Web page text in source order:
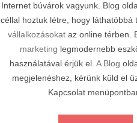
Internet búvárok vagyunk. Blog
céllal hoztuk létre, hogy láthatóbbá
vállalkozásokataz online térben.
marketing legmodernebb
használatával érjük el. A Blog
megjelenéshez, kérünk küld el
Kapcsolat